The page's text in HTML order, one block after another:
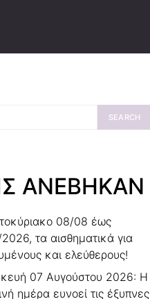
SEARCH
ΑΝΕΒΗΚΑΝ
08/08 έως
τα αισθηματικά για
και ελεύθερους!
07 Αυγούστου 2026: Η
ημέρα ευνοεί τις έξυπνες